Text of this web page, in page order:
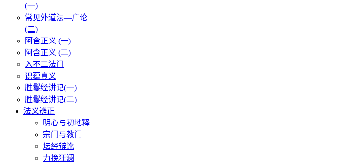
(一)
常见外道法—广论
(二)
阿含正义 (一)
阿含正义 (二)
入不二法门
识蕴真义
胜鬘经讲记(一)
胜鬘经讲记(二)
法义辨正
明心与初地释
宗门与教门
坛经辩讹
力挽狂澜